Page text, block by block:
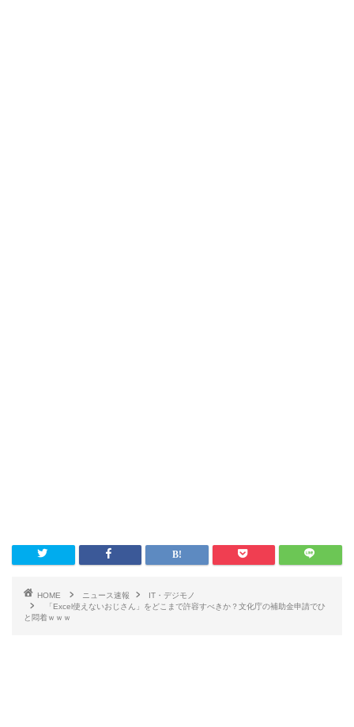
HOME ニュース速報
IT・デジモノ
「Excel使えないおじさん」をどこまで許容すべきか？文化庁の補助金申請でひ
と悶着ｗｗｗ